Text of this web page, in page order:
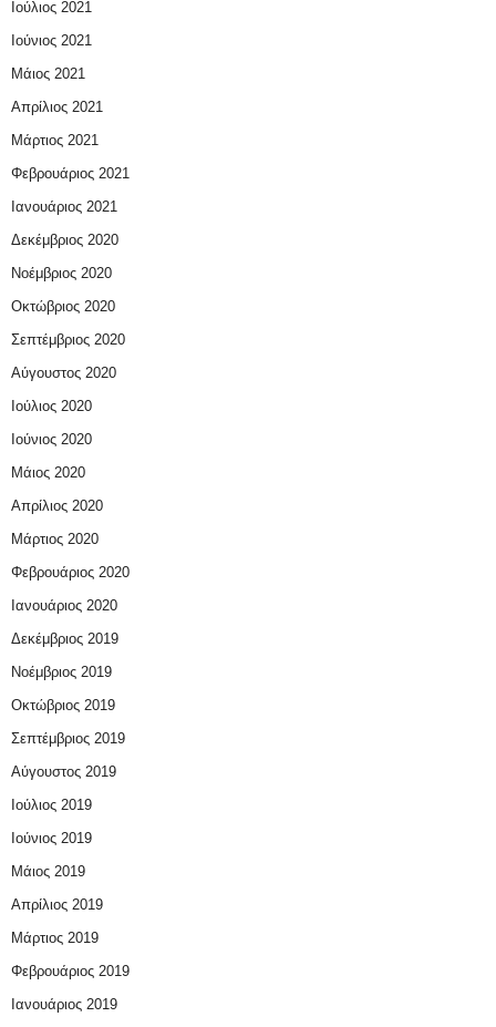
Ιούλιος 2021
Ιούνιος 2021
Μάιος 2021
Απρίλιος 2021
Μάρτιος 2021
Φεβρουάριος 2021
Ιανουάριος 2021
Δεκέμβριος 2020
Νοέμβριος 2020
Οκτώβριος 2020
Σεπτέμβριος 2020
Αύγουστος 2020
Ιούλιος 2020
Ιούνιος 2020
Μάιος 2020
Απρίλιος 2020
Μάρτιος 2020
Φεβρουάριος 2020
Ιανουάριος 2020
Δεκέμβριος 2019
Νοέμβριος 2019
Οκτώβριος 2019
Σεπτέμβριος 2019
Αύγουστος 2019
Ιούλιος 2019
Ιούνιος 2019
Μάιος 2019
Απρίλιος 2019
Μάρτιος 2019
Φεβρουάριος 2019
Ιανουάριος 2019